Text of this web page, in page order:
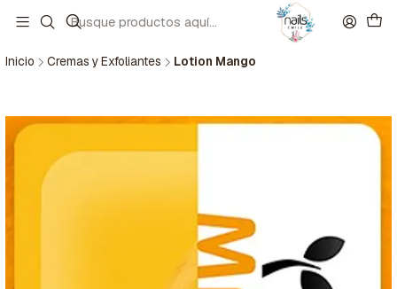
Inicio Cremas y Exfoliantes Lotion Mango